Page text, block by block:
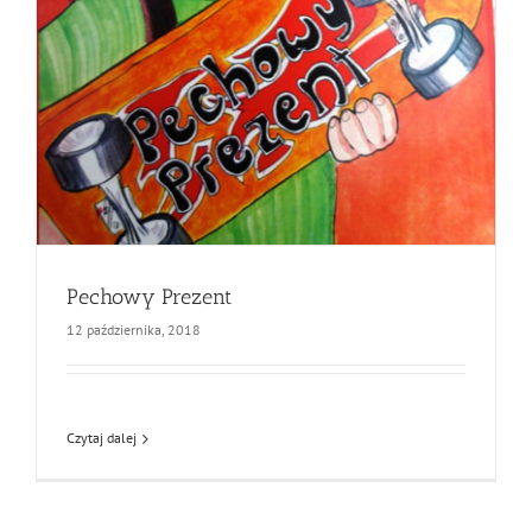
Pechowy Prezent
12 października, 2018
Czytaj dalej